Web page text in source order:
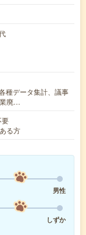
種データ集計、議事
廃…
要
る方
男性
しずか